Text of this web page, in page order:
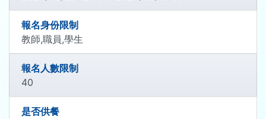
報名身份限制
教師,職員,學生
報名人數限制
40
是否供餐